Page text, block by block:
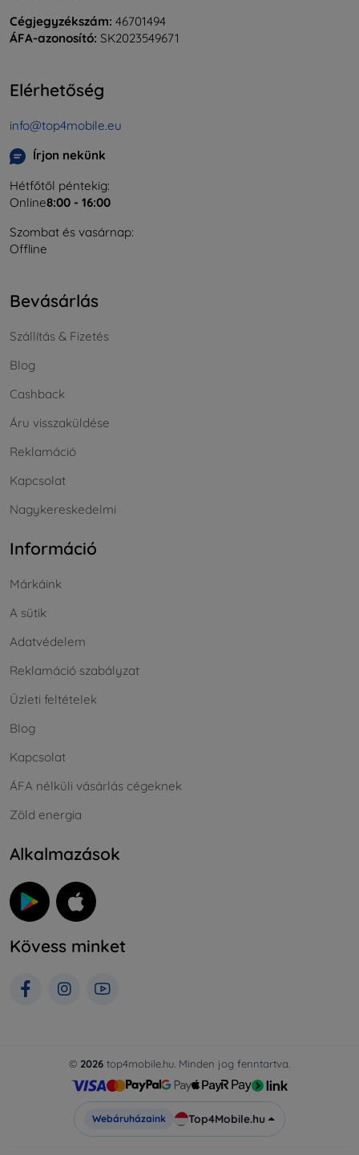
Cégjegyzékszám: 46701494
ÁFA-azonosító: SK2023549671
Elérhetőség
info@top4mobile.eu
Írjon nekünk
Hétfőtől péntekig:
Online8:00 - 16:00
Szombat és vasárnap:
Offline
Bevásárlás
Szállítás & Fizetés
Blog
Cashback
Áru visszaküldése
Reklamáció
Kapcsolat
Nagykereskedelmi
Információ
Márkáink
A sütik
Adatvédelem
Reklamáció szabályzat
Üzleti feltételek
Blog
Kapcsolat
ÁFA nélküli vásárlás cégeknek
Zöld energia
Alkalmazások
Kövess minket
© 2026 top4mobile.hu. Minden jog fenntartva.
Webáruházaink Top4Mobile.hu